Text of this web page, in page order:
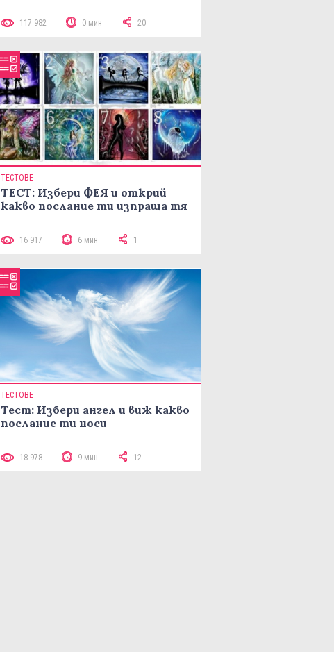
117 982 0 мин 20
ТЕСТОВЕ
ТЕСТ: Избери ФЕЯ и открий
какво послание ти изпраща тя
16 917 6 мин 1
ТЕСТОВЕ
Тест: Избери ангел и виж какво
послание ти носи
18 978 9 мин 12